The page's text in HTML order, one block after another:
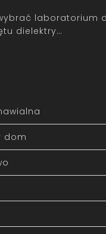
laboratorium
dielektry…
dom